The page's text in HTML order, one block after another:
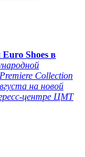
Shoes в
Collection
на новой
центре ЦМТ